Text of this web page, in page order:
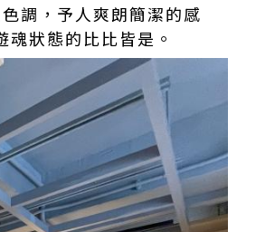
調，予人爽朗簡潔的感
狀態的比比皆是。